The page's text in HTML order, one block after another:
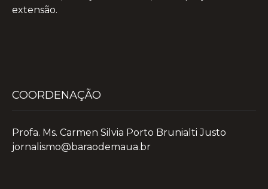
extensão.
COORDENAÇÃO
Profa. Ms. Carmen Silvia Porto Brunialti Justo
jornalismo@baraodemaua.br